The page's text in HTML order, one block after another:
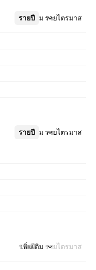
รายปี รายไตรมาส
เพิ่มเติม
รายปี รายไตรมาส
เพิ่มเติม
รายปี รายไตรมาส
เพิ่มเติม